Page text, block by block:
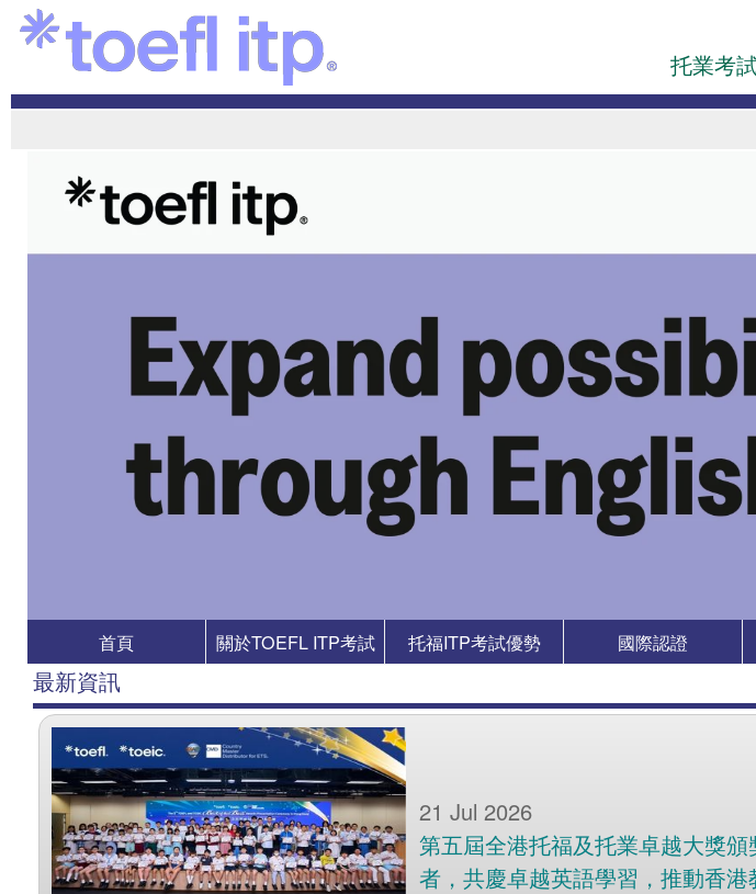
托業考
首頁 關於TOEFL ITP考試 托福ITP考試優勢 國際認證
最新資訊
21 Jul 2026
第五屆全港托福及托業卓越大獎
者，共慶卓越英語學習，推動香港